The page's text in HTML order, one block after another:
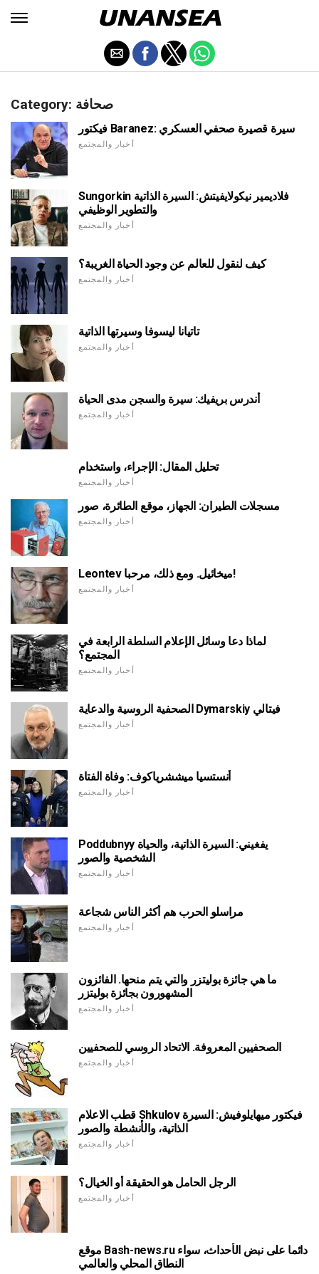
Category: صحافة
فيكتور Baranez: سيرة قصيرة صحفي العسكري
أخبار والمجتمع
Sungorkin فلاديمير نيكولايفيتش: السيرة الذاتية
والتطوير الوظيفي
أخبار والمجتمع
كيف لنقول للعالم عن وجود الحياة الغريبة؟
أخبار والمجتمع
تاتيانا ليسوفا وسيرتها الذاتية
أخبار والمجتمع
أندرس بريفيك: سيرة والسجن مدى الحياة
أخبار والمجتمع
تحليل المقال: الإجراء، واستخدام
أخبار والمجتمع
مسجلات الطيران: الجهاز، موقع الطائرة، صور
أخبار والمجتمع
Leontev ميخائيل. ومع ذلك، مرحبا!
أخبار والمجتمع
لماذا دعا وسائل الإعلام السلطة الرابعة في
المجتمع؟
أخبار والمجتمع
الصحفية الروسية والدعاية Dymarskiy فيتالي
أخبار والمجتمع
أنستسيا ميششرياكوف: وفاة الفتاة
أخبار والمجتمع
Poddubnyy يفغيني: السيرة الذاتية، والحياة
الشخصية والصور
أخبار والمجتمع
مراسلو الحرب هم أكثر الناس شجاعة
أخبار والمجتمع
ما هي جائزة بوليتزر والتي يتم منحها. الفائزون
المشهورون بجائزة بوليتزر
أخبار والمجتمع
الصحفيين المعروفة. الاتحاد الروسي للصحفيين
أخبار والمجتمع
قطب الاعلام Shkulov فيكتور ميهايلوفيش: السيرة
الذاتية، والأنشطة والصور
أخبار والمجتمع
الرجل الحامل هو الحقيقة أو الخيال؟
أخبار والمجتمع
موقع Bash-news.ru دائما على نبض الأحداث، سواء
النطاق المحلي والعالمي